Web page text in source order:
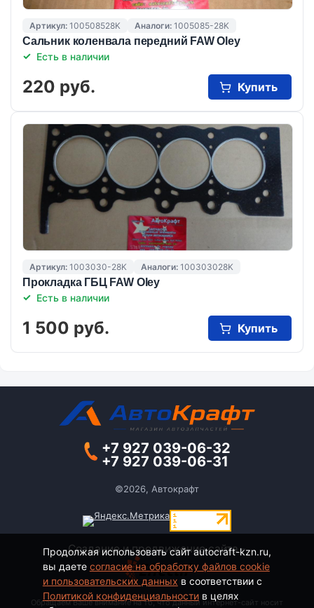
Артикул: 100508528K Аналоги: 1005085-28K
Сальник коленвала передний FAW Oley
Есть в наличии
220 руб. Купить
Артикул: 1003030-28K Аналоги: 100303028K
Прокладка ГБЦ FAW Oley
Есть в наличии
1 500 руб. Купить
+7 927 039-06-32
+7 927 039-06-31
©2026, Автокрафт
Создание и продвижение сайта -
Обращаем Ваше внимание на то, что данный интернет-сайт носит
Продолжая использовать сайт autocraft-kzn.ru,
вы даете согласие на обработку файлов cookie
и пользовательских данных в соответствии с
Политикой конфиденциальностив целях